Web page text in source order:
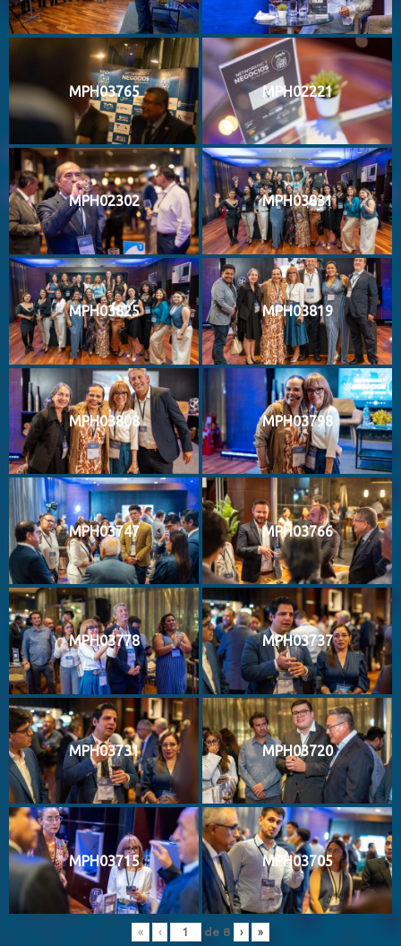
MPH03765 MPH02221
MPH02302 MPH03831
MPH03825 MPH03819
MPH03808 MPH03798
MPH03747 MPH03766
MPH03778 MPH03737
MPH03731 MPH03720
MPH03715 MPH03705
« ‹ de 8 › »